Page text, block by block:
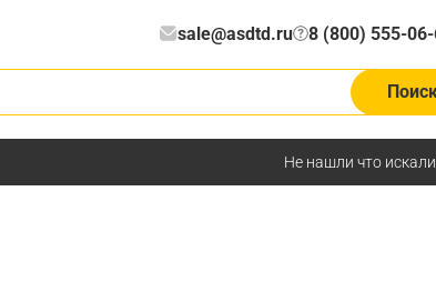
sale@asdtd.ru 8 (800) 555-
?
Не нашли что